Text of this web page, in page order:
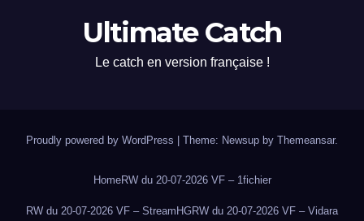
Ultimate Catch
Le catch en version française !
Proudly powered by WordPress Theme: Newsup by Themeansar.
HomeRW du 20-07-2026 VF – 1fichier
RW du 20-07-2026 VF – StreamHGRW du 20-07-2026 VF – Vidara